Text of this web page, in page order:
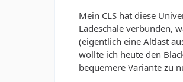
Mein CLS hat diese
Ladeschale verbunden,
(eigentlich eine Altlast
wollte ich heute den
bequemere Variante zu